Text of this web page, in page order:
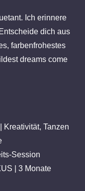
Ich erinnere
dich aus
farbenfrohestes
dreams come
Kreativität, Tanzen
Session
| 3 Monate